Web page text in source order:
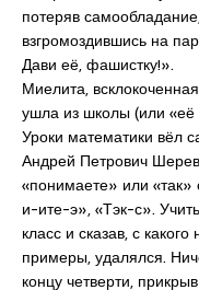
потеряв
взгромоздившись на
Дави её, фашистку!».
Миелита,
ушла из школы (или
Уроки математики вёл
Андрей Петрович
«понимаете» или
и-ите-э», «Тэк-с».
класс и сказав, с
примеры, удалялся.
концу четверти,